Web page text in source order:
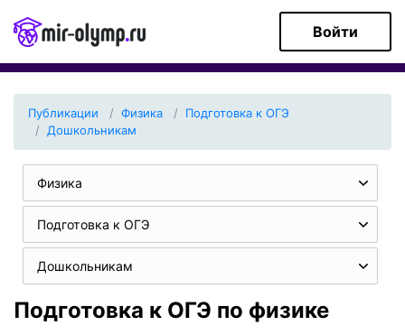
Войти
Публикации Физика
Подготовка к ОГЭ
Дошкольникам
Физика
Подготовка к ОГЭ
Дошкольникам
Подготовка к ОГЭ по физике